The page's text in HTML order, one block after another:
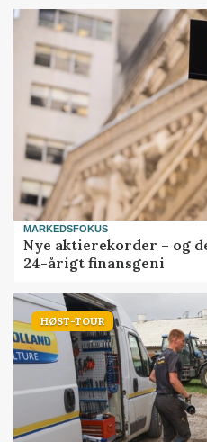
MARKEDSFOKUS
Nye aktierekorder – og
24-årigt finansgeni
HØST-TOUR